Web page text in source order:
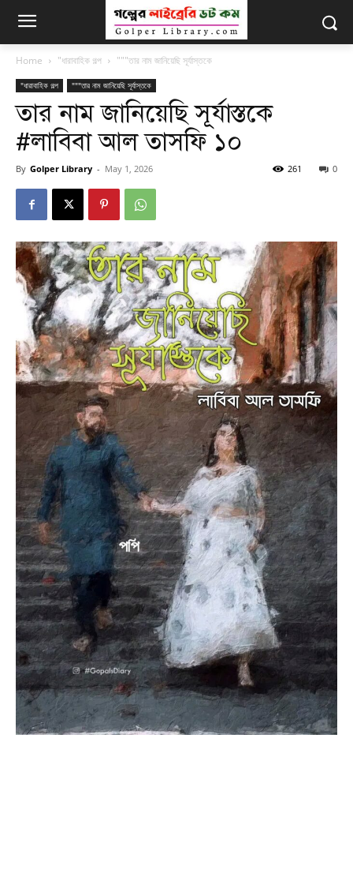
Home "ধারাবাহিক গল্প """তার নাম জানিয়েছি সূর্যাস্তকে
"ধারাবাহিক গল্প """তার নাম জানিয়েছি সূর্যাস্তকে
তার নাম জানিয়েছি সূর্যাস্তকে
#লাবিবা আল তাসফি ১০
By Golper Library - May 1, 2026 0
261